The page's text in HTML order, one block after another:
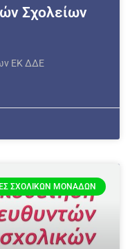
Σχολείων
ΕΚ ΔΔΕ
ΣΧΟΛΙΚΏΝ ΜΟΝΆΔΩΝ